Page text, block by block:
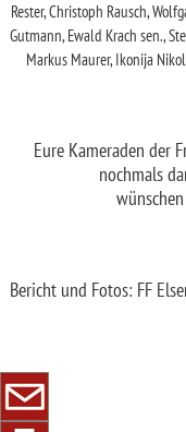
Rester, Christoph Rausch,
Gutmann, Ewald Krach sen.,
Markus Maurer, Ikonija
Eure Kameraden der
nochmals
Bericht und Fotos: FF